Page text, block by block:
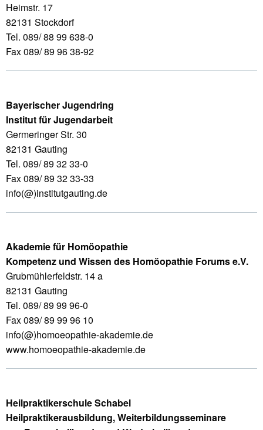
Heimstr. 17
82131 Stockdorf
Tel. 089/ 88 99 638-0
Fax 089/ 89 96 38-92
Bayerischer Jugendring
Institut für Jugendarbeit
Germeringer Str. 30
82131 Gauting
Tel. 089/ 89 32 33-0
Fax 089/ 89 32 33-33
info(@)institutgauting.de
Akademie für Homöopathie
Kompetenz und Wissen des Homöopathie Forums e.V.
Grubmühlerfeldstr. 14 a
82131 Gauting
Tel. 089/ 89 99 96-0
Fax 089/ 89 99 96 10
info(@)homoeopathie-akademie.de
www.homoeopathie-akademie.de
Heilpraktikerschule Schabel
Heilpraktikerausbildung, Weiterbildungsseminare